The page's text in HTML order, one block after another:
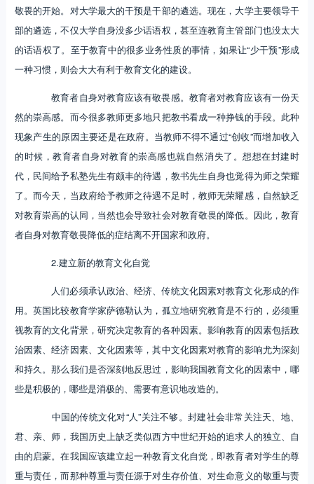
敬畏的开始。对大学最大的干预是干部的遴选。现在，大学主要领导干
部的遴选，不仅大学自身没多少话语权，甚至连教育主管部门也没太大
的话语权了。至于教育中的很多业务性质的事情，如果让“少干预”形成
一种习惯，则会大大有利于教育文化的建设。
教育者自身对教育应该有敬畏感。教育者对教育应该有一份天
然的崇高感。而今很多教师更多地只把教书看成一种挣钱的手段。此种
现象产生的原因主要还是在政府。当教师不得不通过“创收”而增加收入
的时候，教育者自身对教育的崇高感也就自然消失了。想想在封建时
代，民间给予私塾先生有颇丰的待遇，教书先生自身也觉得为师之荣耀
了。而今天，当政府给予教师之待遇不足时，教师无荣耀感，自然缺乏
对教育崇高的认同，当然也会导致社会对教育敬畏的降低。因此，教育
者自身对教育敬畏降低的症结离不开国家和政府。
2.建立新的教育文化自觉
人们必须承认政治、经济、传统文化因素对教育文化形成的作
用。英国比较教育学家萨德勒认为，孤立地研究教育是不行的，必须重
视教育的文化背景，研究决定教育的各种因素。影响教育的因素包括政
治因素、经济因素、文化因素等，其中文化因素对教育的影响尤为深刻
和持久。那么我们是否深刻地反思过，影响我国教育文化的因素中，哪
些是积极的，哪些是消极的、需要有意识地改造的。
中国的传统文化对“人”关注不够。封建社会非常关注天、地、
君、亲、师，我国历史上缺乏类似西方中世纪开始的追求人的独立、自
由的启蒙。在我国应该建立起一种教育文化自觉，即教育者对学生的尊
重与责任，而那种尊重与责任源于对生存价值、对生命意义的敬重与责